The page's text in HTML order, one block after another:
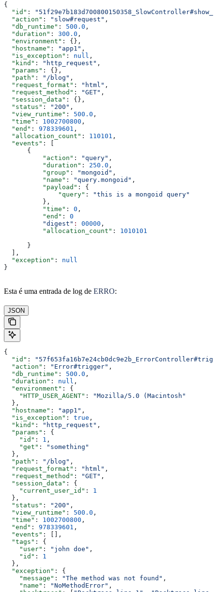
{
  "id"
:
  "action"
: "slow#request" ,
  "db_runtime"
: 500.0 ,
  "duration"
: 300.0 ,
  "environment"
: {},
  "hostname"
: "app1" ,
  "is_exception"
: null ,
  "kind"
: "http_request" ,
  "params"
: {},
  "path"
: "/blog" ,
  "request_format"
: "html" ,
  "request_method"
: "GET" ,
  "session_data"
: {},
  "status"
: "200" ,
  "view_runtime"
: 500.0 ,
  "time"
: 1002700800 ,
  "end"
: 978339601 ,
  "allocation_count"
: 110101 ,
  "events"
: [
      {
          "action"
: "query" ,
          "duration"
: 250.0 ,
          "group"
: "mongoid" ,
          "name"
: "query.mongoid" ,
          "payload"
: {
              "query"
:
"this is a mongoid query"
          },
          "time"
: 0 ,
          "end"
: 0
          "digest"
: 00000 ,
          "allocation_count"
: 1010101
      }
  ],
  "exception"
: null
}
Esta é uma entrada de log de ERRO:
JSON
{
  "id"
:
  "action"
: "Error#trigger" ,
  "db_runtime"
: 500.0 ,
  "duration"
: null ,
  "environment"
: {
    "HTTP_USER_AGENT"
:
"Mozilla/5.0 (Macintosh"
  },
  "hostname"
: "app1" ,
  "is_exception"
: true ,
  "kind"
: "http_request" ,
  "params"
: {
    "id"
: 1 ,
    "get"
:
"something"
  },
  "path"
: "/blog" ,
  "request_format"
: "html" ,
  "request_method"
: "GET" ,
  "session_data"
: {
    "current_user_id"
: 1
  },
  "status"
: "200" ,
  "view_runtime"
: 500.0 ,
  "time"
: 1002700800 ,
  "end"
: 978339601 ,
  "events"
: [],
  "tags"
: {
    "user"
: "john doe" ,
    "id"
: 1
  },
  "exception"
: {
    "message"
: "The method was not found" ,
    "name"
: "NoMethodError" ,